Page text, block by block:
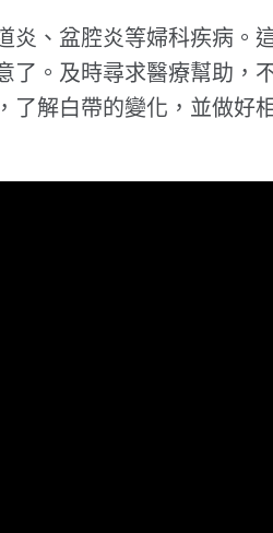
、盆腔炎等婦科疾病。
。及時尋求醫療幫助，
解白帶的變化，並做好